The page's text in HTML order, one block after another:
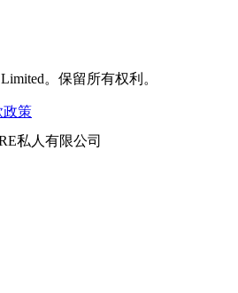
。保留所有权利。
政策
私人有限公司